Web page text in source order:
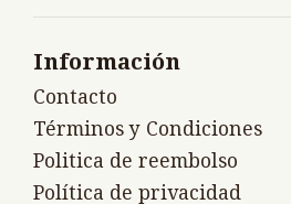
Información
Contacto
Términos y Condiciones
Politica de reembolso
Política de privacidad